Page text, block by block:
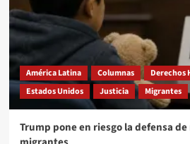
América Latina Columnas
Derechos
Estados Unidos
Justicia Migrantes
Trump pone en riesgo la defensa